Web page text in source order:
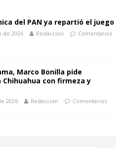
del PAN ya repartió el juego
de 2026 Redacción
Comentarios
Marco Bonilla pide
Chihuahua con firmeza y
2026 Redacción
Comentarios